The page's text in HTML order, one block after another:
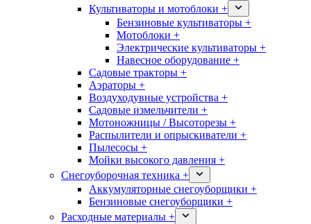
Культиваторы и мотоблоки +
Бензиновые культиваторы +
Мотоблоки +
Электрические культиваторы +
Навесное оборудование +
Садовые тракторы +
Аэраторы +
Воздуходувные устройства +
Садовые измельчители +
Мотоножницы / Высоторезы +
Распылители и опрыскиватели +
Пылесосы +
Мойки высокого давления +
Снегоуборочная техника +
Аккумуляторные снегоуборщики +
Бензиновые снегоуборщики +
Расходные материалы +